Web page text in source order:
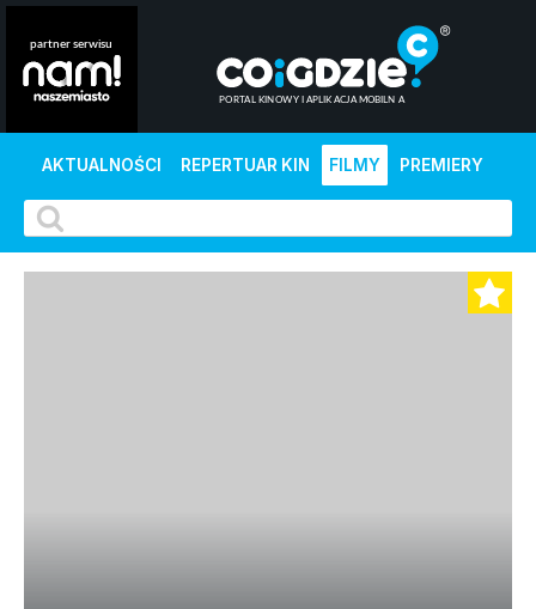
AKTUALNOŚCI REPERTUAR KIN FILMY PREMIERY